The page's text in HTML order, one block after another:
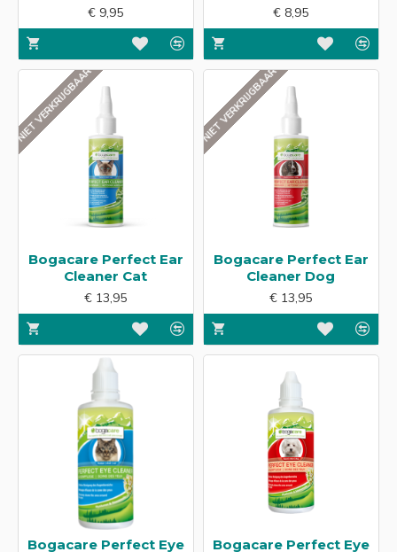
€ 9,95
€ 8,95
NIET VERKRIJGBAAR
Bogacare Perfect Ear
Cleaner Cat
€ 13,95
NIET VERKRIJGBAAR
Bogacare Perfect Ear
Cleaner Dog
€ 13,95
Bogacare Perfect Eye
Bogacare Perfect Eye